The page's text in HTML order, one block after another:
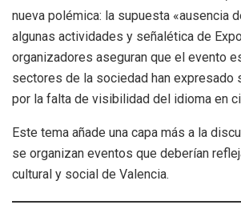
nueva polémica: la supuesta «ausencia
algunas actividades y señalética de
organizadores aseguran que el evento
sectores de la sociedad han expresado
por la falta de visibilidad del idioma en
Este tema añade una capa más a la
se organizan eventos que deberían
cultural y social de Valencia.